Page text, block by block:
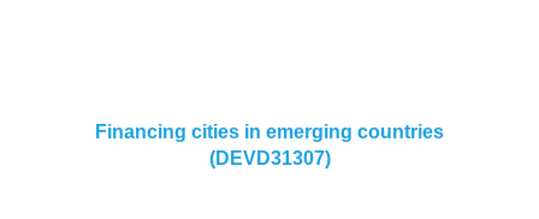
Financing cities in emerging countries
(DEVD31307)